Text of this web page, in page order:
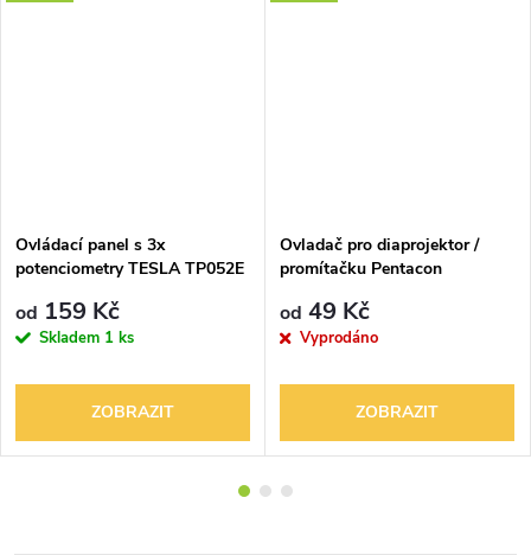
Ovládací panel s 3x
potenciometry TESLA TP052E
od 159 Kč
Skladem 1 ks
ZOBRAZIT
Ovladač pro diaprojektor /
promítačku Pentacon
od 49 Kč
Vyprodáno
ZOBRAZIT